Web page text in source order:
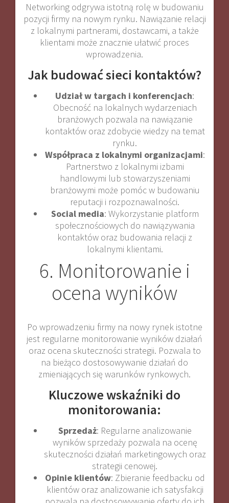
Networking odgrywa istotną rolę w budowaniu
pozycji firmy na nowym rynku. Nawiązanie relacji
z lokalnymi partnerami, dostawcami, a także
klientami może znacznie ułatwić proces
wprowadzenia.
Jak budować sieci kontaktów?
Udział w targach i konferencjach:
Obecność na lokalnych wydarzeniach
branżowych pozwala na nawiązanie
kontaktów oraz zdobycie wiedzy na temat
rynku.
Współpraca z lokalnymi organizacjami:
Partnerstwo z lokalnymi izbami
handlowymi lub stowarzyszeniami
branżowymi może pomóc w budowaniu
reputacji i rozpoznawalności.
Social media: Wykorzystanie platform
społecznościowych do nawiązywania
kontaktów oraz budowania relacji z
lokalnymi klientami.
6. Monitorowanie i
ocena wyników
Po wprowadzeniu firmy na nowy rynek istotne
jest regularne monitorowanie wyników działań
oraz ocena skuteczności strategii. Pozwala to
na bieżąco dostosowywanie działań do
zmieniających się warunków rynkowych.
Kluczowe wskaźniki do
monitorowania:
Sprzedaż: Regularne analizowanie
wyników sprzedaży pozwala na ocenę
skuteczności działań marketingowych oraz
strategii cenowej.
Opinie klientów: Zbieranie feedbacku od
klientów oraz analizowanie ich satysfakcji